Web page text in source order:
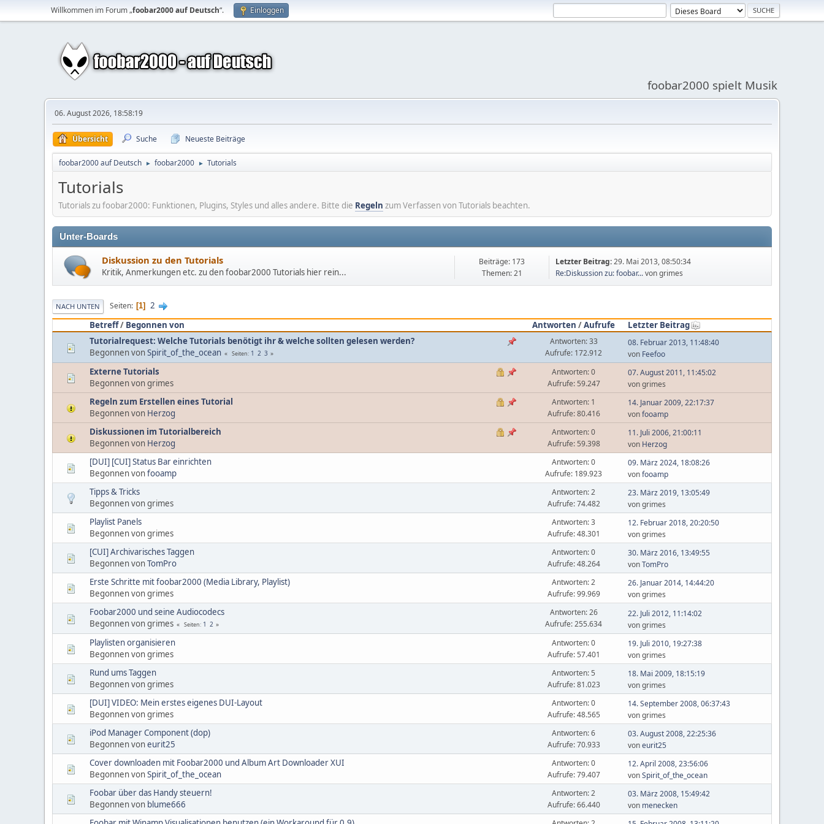
Willkommen im Forum „foobar2000 auf Deutsch“. Einloggen
foobar2000 spielt Musik
06. August 2026, 18:58:19
Übersicht Suche Neueste Beiträge
foobar2000 auf Deutsch ► foobar2000 ► Tutorials
Tutorials
Tutorials zu foobar2000: Funktionen, Plugins, Styles und alles andere. Bitte die Regeln zum Verfassen von Tutorials beachten.
Unter-Boards
Diskussion zu den Tutorials
Kritik, Anmerkungen etc. zu den foobar2000 Tutorials hier rein...
Beiträge: 173
Themen: 21
Letzter Beitrag:29. Mai 2013, 08:50:34
Re:Diskussion zu: foobar...von grimes
NACH UNTEN Seiten 1
2
Betreff/ Begonnen von Antworten /Aufrufe
Letzter Beitrag
Tutorialrequest: Welche Tutorials benötigt ihr & welche sollten gelesen werden?
Begonnen vonSpirit_of_the_ocean Seiten 1 2 3
Antworten: 33
Aufrufe: 172.912
08. Februar 2013, 11:48:40
von Feefoo
Externe Tutorials
Begonnen von grimes
Antworten: 0
Aufrufe: 59.247
07. August 2011, 11:45:02
von grimes
Regeln zum Erstellen eines Tutorial
Begonnen von Herzog
Antworten: 1
Aufrufe: 80.416
14. Januar 2009, 22:17:37
vonfooamp
Diskussionen im Tutorialbereich
Begonnen von Herzog
Antworten: 0
Aufrufe: 59.398
11. Juli 2006, 21:00:11
von Herzog
[DUI] [CUI] Status Bar einrichten
Begonnen vonfooamp
Antworten: 0
Aufrufe: 189.923
09. März 2024, 18:08:26
vonfooamp
Tipps & Tricks
Begonnen von grimes
Antworten: 2
Aufrufe: 74.482
23. März 2019, 13:05:49
von grimes
Playlist Panels
Begonnen von grimes
Antworten: 3
Aufrufe: 48.301
12. Februar 2018, 20:20:50
von grimes
[CUI] Archivarisches Taggen
Begonnen vonTomPro
Antworten: 0
Aufrufe: 48.264
30. März 2016, 13:49:55
vonTomPro
Erste Schritte mit foobar2000 (Media Library, Playlist)
Begonnen von grimes
Antworten: 2
Aufrufe: 99.969
26. Januar 2014, 14:44:20
von grimes
Foobar2000 und seine Audiocodecs
Begonnen von grimes
Seiten 1 2
Antworten: 26
Aufrufe: 255.634
22. Juli 2012, 11:14:02
von grimes
Playlisten organisieren
Begonnen von grimes
Antworten: 0
Aufrufe: 57.401
19. Juli 2010, 19:27:38
von grimes
Rund ums Taggen
Begonnen von grimes
Antworten: 5
Aufrufe: 81.023
18. Mai 2009, 18:15:19
von grimes
[DUI] VIDEO: Mein erstes eigenes DUI-Layout
Begonnen von grimes
Antworten: 0
Aufrufe: 48.565
14. September 2008, 06:37:43
von grimes
iPod Manager Component (dop)
Begonnen voneurit25
Antworten: 6
Aufrufe: 70.933
03. August 2008, 22:25:36
voneurit25
Cover downloaden mit Foobar2000 und Album Art Downloader XUI
Begonnen vonSpirit_of_the_ocean
Antworten: 0
Aufrufe: 79.407
12. April 2008, 23:56:06
vonSpirit_of_the_ocean
Foobar über das Handy steuern!
Begonnen von blume666
Antworten: 2
Aufrufe: 66.440
03. März 2008, 15:49:42
von menecken